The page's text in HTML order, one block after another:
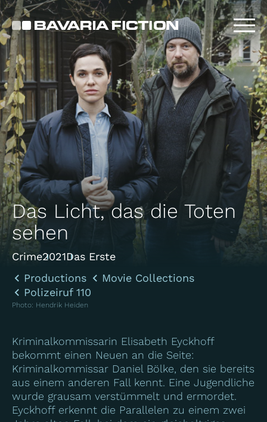
Skip
to
main
content
Das Licht, das die Toten
sehen
Crime2021Das Erste
Productions
Movie Collections
Polizeiruf 110
Photo: Hendrik Heiden
Kriminalkommissarin Elisabeth Eyckhoff
bekommt einen Neuen an die Seite:
Kriminalkommissar Daniel Bölke, den sie bereits
aus einem anderen Fall kennt. Eine Jugendliche
wurde grausam verstümmelt und ermordet.
Eyckhoff erkennt die Parallelen zu einem zwei